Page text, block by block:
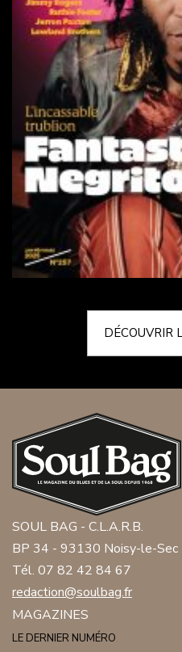
DÉCOUVRIR
SOUL BAG - C.L.A.R.B.
BP 34 - 93130 Noisy-le-Sec
Tél. 07 82 42 84 67
redaction@soulbag.fr
MAGAZINES
LE DERNIER NUMÉRO